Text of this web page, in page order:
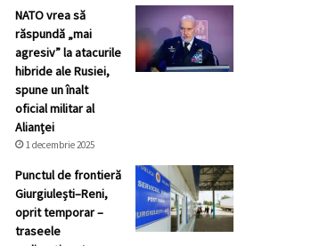
NATO vrea să
răspundă „mai
agresiv” la atacurile
hibride ale Rusiei,
spune un înalt
oficial militar al
Alianței
1 decembrie 2025
Punctul de frontieră
Giurgiulești–Reni,
oprit temporar –
traseele